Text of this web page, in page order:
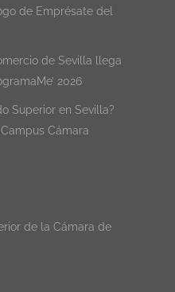
de Emprésate del
de Sevilla llega
2026
Superior en Sevilla?
Cámara
de la Cámara de